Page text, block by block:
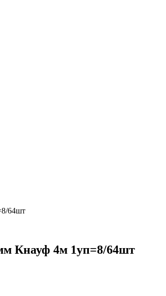
64шт
Кнауф 4м 1уп=8/64шт